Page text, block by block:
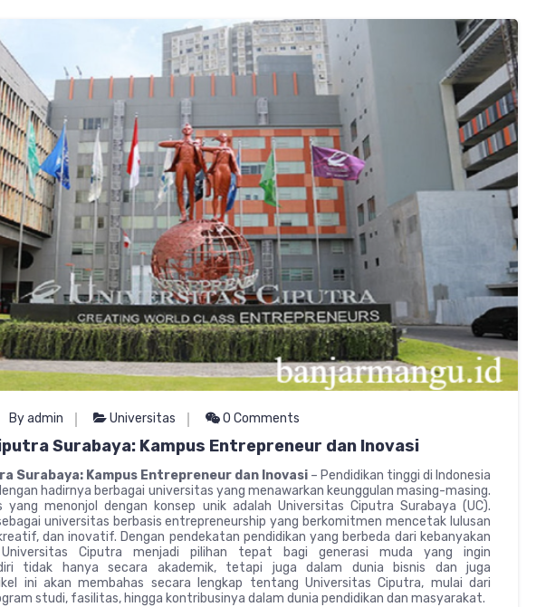
By admin Universitas 0 Comments
Surabaya: Kampus Entrepreneur dan Inovasi
Surabaya: Kampus Entrepreneur dan Inovasi – Pendidikan tinggi di Indonesia
hadirnya berbagai universitas yang menawarkan keunggulan masing-masing.
yang menonjol dengan konsep unik adalah Universitas Ciputra Surabaya (UC).
universitas berbasis entrepreneurship yang berkomitmen mencetak lulusan
dan inovatif. Dengan pendekatan pendidikan yang berbeda dari kebanyakan
Ciputra menjadi pilihan tepat bagi generasi muda yang ingin
tidak hanya secara akademik, tetapi juga dalam dunia bisnis dan juga
ini akan membahas secara lengkap tentang Universitas Ciputra, mulai dari
studi, fasilitas, hingga kontribusinya dalam dunia pendidikan dan masyarakat.